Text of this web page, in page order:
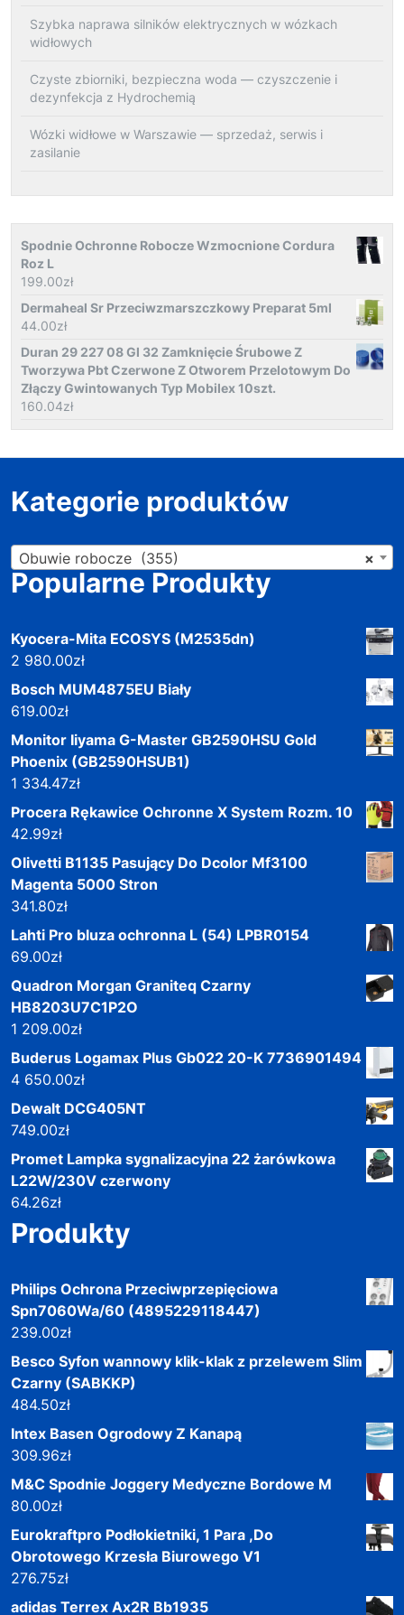
Szybka naprawa silników elektrycznych w wózkach
widłowych
Czyste zbiorniki, bezpieczna woda — czyszczenie i
dezynfekcja z Hydrochemią
Wózki widłowe w Warszawie — sprzedaż, serwis i
zasilanie
Spodnie Ochronne Robocze Wzmocnione Cordura
Roz L
199.00zł
Dermaheal Sr Przeciwzmarszczkowy Preparat 5ml
44.00zł
Duran 29 227 08 Gl 32 Zamknięcie Śrubowe Z
Tworzywa Pbt Czerwone Z Otworem Przelotowym Do
Złączy Gwintowanych Typ Mobilex 10szt.
160.04zł
Kategorie produktów
×
Obuwie robocze (355)
Popularne Produkty
Kyocera-Mita ECOSYS (M2535dn)
2 980.00zł
Bosch MUM4875EU Biały
619.00zł
Monitor Iiyama G-Master GB2590HSU Gold
Phoenix (GB2590HSUB1)
1 334.47zł
Procera Rękawice Ochronne X System Rozm. 10
42.99zł
Olivetti B1135 Pasujący Do Dcolor Mf3100
Magenta 5000 Stron
341.80zł
Lahti Pro bluza ochronna L (54) LPBR0154
69.00zł
Quadron Morgan Graniteq Czarny
HB8203U7C1P2O
1 209.00zł
Buderus Logamax Plus Gb022 20-K 7736901494
4 650.00zł
Dewalt DCG405NT
749.00zł
Promet Lampka sygnalizacyjna 22 żarówkowa
L22W/230V czerwony
64.26zł
Produkty
Philips Ochrona Przeciwprzepięciowa
Spn7060Wa/60 (4895229118447)
239.00zł
Besco Syfon wannowy klik-klak z przelewem Slim
Czarny (SABKKP)
484.50zł
Intex Basen Ogrodowy Z Kanapą
309.96zł
M&C Spodnie Joggery Medyczne Bordowe M
80.00zł
Eurokraftpro Podłokietniki, 1 Para ,Do
Obrotowego Krzesła Biurowego V1
276.75zł
adidas Terrex Ax2R Bb1935